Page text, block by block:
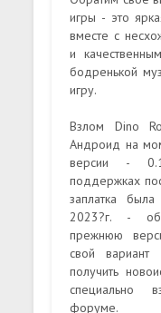
игры - это
вместе с
и
бодренькой
игру.
Взлом Dino
Андроид на
версии -
поддержках
заплатка
2023?г. -
прежнюю
свой вариант
получить
специально
форуме.